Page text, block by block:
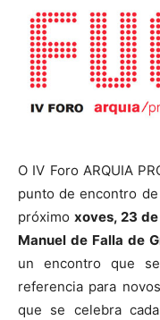
O IV Foro ARQUIA
punto de encontro
próximoxoves, 23
Manuel de Falla de
un encontro que
referencia para
que se celebra